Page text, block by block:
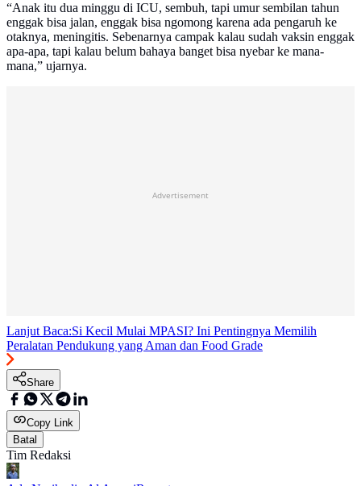
“Anak itu dua minggu di ICU, sembuh, tapi umur sembilan tahun
enggak bisa jalan, enggak bisa ngomong karena ada pengaruh ke
otaknya, meningitis. Sebenarnya campak kalau sudah vaksin enggak
apa-apa, tapi kalau belum bahaya banget bisa nyebar ke mana-
mana,” ujarnya.
Advertisement
Lanjut Baca:Si Kecil Mulai MPASI? Ini Pentingnya Memilih
Peralatan Pendukung yang Aman dan Food Grade
Share
Copy Link
Batal
Tim Redaksi